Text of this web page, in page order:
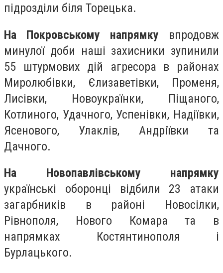
підрозділи біля Торецька.
На Покровському напрямку впродовж
минулої доби наші захисники зупинили
55 штурмових дій агресора в районах
Миролюбівки, Єлизаветівки, Променя,
Лисівки, Новоукраїнки, Піщаного,
Котлиного, Удачного, Успенівки, Надіївки,
Ясенового, Улаклів, Андріївки та
Дачного.
На Новопавлівському напрямку
українські оборонці відбили 23 атаки
загарбників в районі Новосілки,
Рівнополя, Нового Комара та в
напрямках Костянтинополя і
Бурлацького.